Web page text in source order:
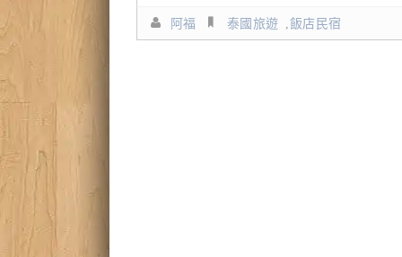
阿福 泰國旅遊 飯店民宿